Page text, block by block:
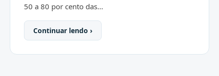
50 a 80 por cento das...
Continuar lendo ›